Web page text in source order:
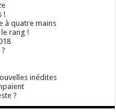
!
à quatre mains
rang !
inédites
?